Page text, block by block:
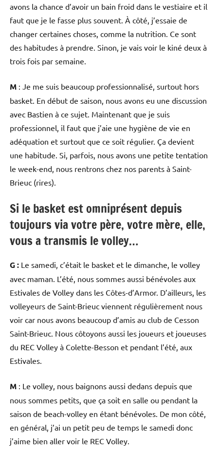
avons la chance d’avoir un bain froid dans le vestiaire et il
faut que je le fasse plus souvent. À côté, j’essaie de
changer certaines choses, comme la nutrition. Ce sont
des habitudes à prendre. Sinon, je vais voir le kiné deux à
trois fois par semaine.
M : Je me suis beaucoup professionnalisé, surtout hors
basket. En début de saison, nous avons eu une discussion
avec Bastien à ce sujet. Maintenant que je suis
professionnel, il faut que j’aie une hygiène de vie en
adéquation et surtout que ce soit régulier. Ça devient
une habitude. Si, parfois, nous avons une petite tentation
le week-end, nous rentrons chez nos parents à Saint-
Brieuc (rires).
Si le basket est omniprésent depuis
toujours via votre père, votre mère, elle,
vous a transmis le volley…
G : Le samedi, c’était le basket et le dimanche, le volley
avec maman. L’été, nous sommes aussi bénévoles aux
Estivales de Volley dans les Côtes-d’Armor. D’ailleurs, les
volleyeurs de Saint-Brieuc viennent régulièrement nous
voir car nous avons beaucoup d’amis au club de Cesson
Saint-Brieuc. Nous côtoyons aussi les joueurs et joueuses
du REC Volley à Colette-Besson et pendant l’été, aux
Estivales.
M : Le volley, nous baignons aussi dedans depuis que
nous sommes petits, que ça soit en salle ou pendant la
saison de beach-volley en étant bénévoles. De mon côté,
en général, j’ai un petit peu de temps le samedi donc
j’aime bien aller voir le REC Volley.